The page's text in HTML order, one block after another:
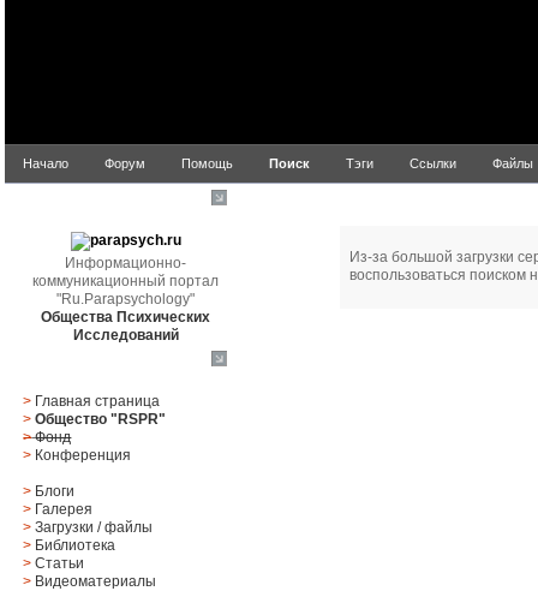
Начало Форум Помощь Поиск Тэги Ссылки Файлы
Информационно-
коммуникационный портал
"Ru.Parapsychology"
Общества Психических
Исследований
> Главная страница
> Общество "RSPR"
> Фонд
> Конференция
> Блоги
> Галерея
> Загрузки/файлы
> Библиотека
> Статьи
> Видеоматериалы
Из-за большой загрузки
воспользоваться поиском